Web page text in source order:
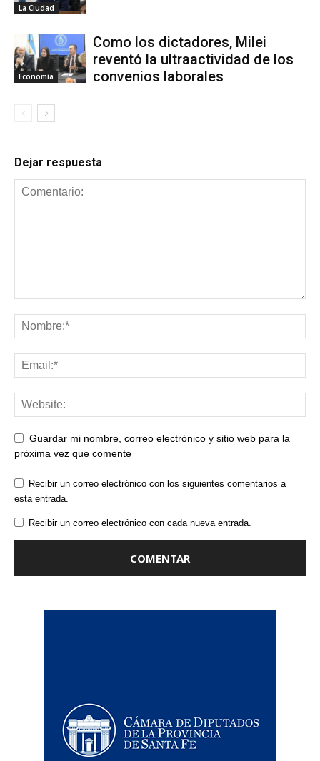
La Ciudad
Economía
Como los dictadores, Milei
reventó la ultraactividad de los
convenios laborales
Dejar respuesta
Guardar mi nombre, correo electrónico y sitio web para la
próxima vez que comente
Recibir un correo electrónico con los siguientes comentarios a
esta entrada.
Recibir un correo electrónico con cada nueva entrada.